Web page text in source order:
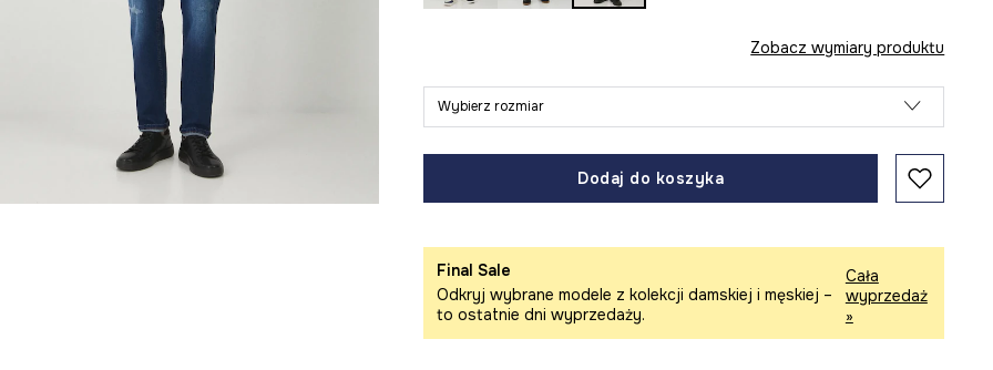
Zobacz wymiary produktu
Wybierz rozmiar
Dodaj do koszyka
Final Sale
Odkryj wybrane modele z kolekcji damskiej i męskiej –
to ostatnie dni wyprzedaży.
Cała
wyprzedaż
»